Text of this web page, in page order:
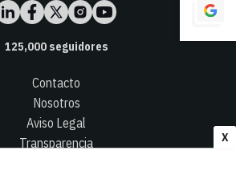
X
125,000seguidores
Contacto
Nosotros
Aviso Legal
Transparencia